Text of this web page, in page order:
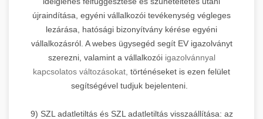
újraindítása, egyéni vállalkozói tevékenység végleges
lezárása, hatósági bizonyítvány kérése egyéni
vállalkozásról. A webes ügysegéd segít EV igazolványt
szerezni, valamint a vállalkozói igazolvánnyal
kapcsolatos változásokat, történéseket is ezen felület
segítségével tudjuk bejelenteni.
9) SZL adatletiltás és SZL adatletiltás visszaállítása: az